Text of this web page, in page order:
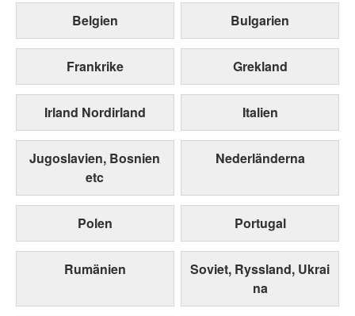
Belgien Bulgarien
Frankrike Grekland
Irland Nordirland Italien
Jugoslavien, Bosnien
etc
Nederländerna
Polen Portugal
Rumänien
Soviet, Ryssland, Ukrai
na